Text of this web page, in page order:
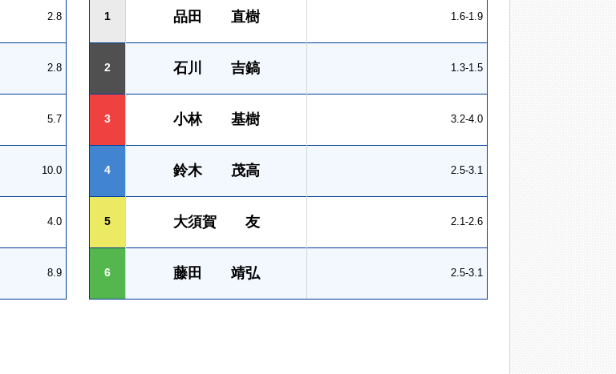
2.8
2.8
5.7
10.0
4.0
8.9
1 品田 直樹 1.6-1.9
2 石川 吉鎬 1.3-1.5
3 小林 基樹 3.2-4.0
4 鈴木 茂高 2.5-3.1
5 大須賀 友 2.1-2.6
6 藤田 靖弘 2.5-3.1